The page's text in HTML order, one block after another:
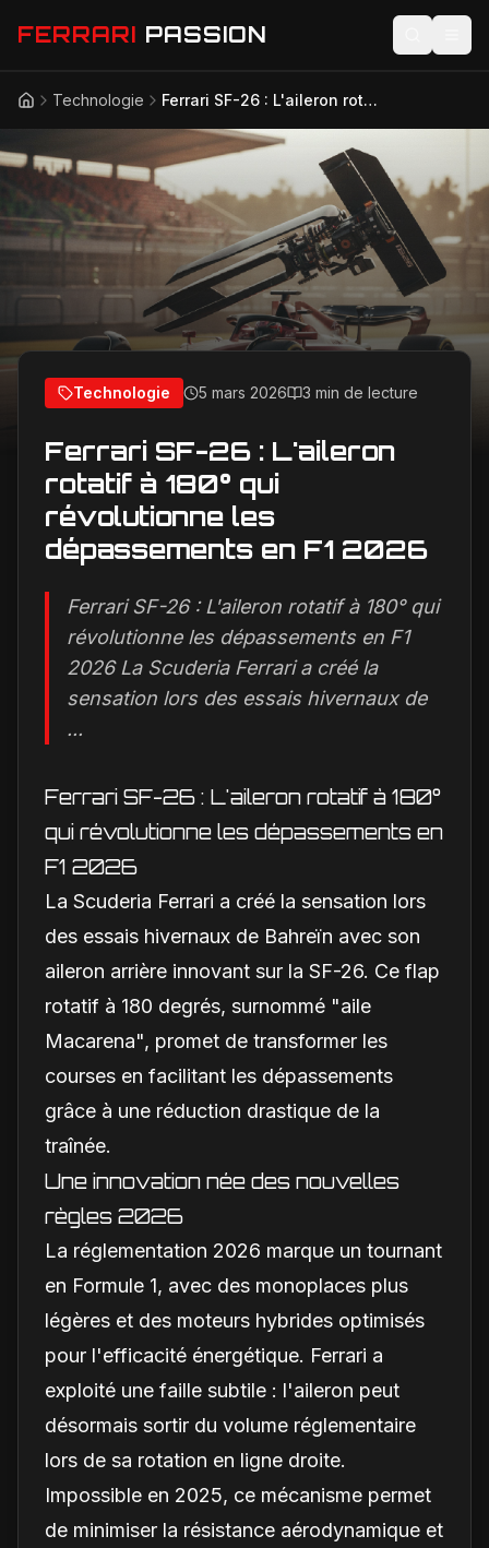
FERRARI PASSION
Actualités
Modèles
Compétition
Technologie
Lifestyle
AccueilTechnologie Ferrari SF-26 : L'aileron rotatif à 180° qui révolutionne les dépassements en F1 2026
Technologie 5 mars 2026 3 min de lecture
Ferrari SF-26 : L'aileron
rotatif à 180° qui
révolutionne les
dépassements en F1 2026
Ferrari SF-26 : L'aileron rotatif à 180° qui
révolutionne les dépassements en F1
2026 La Scuderia Ferrari a créé la
sensation lors des essais hivernaux de
...
Ferrari SF-26 : L'aileron rotatif à 180°
qui révolutionne les dépassements en
F1 2026
La Scuderia Ferrari a créé la sensation lors
des essais hivernaux de Bahreïn avec son
aileron arrière innovant sur la SF-26. Ce flap
rotatif à 180 degrés, surnommé "aile
Macarena", promet de transformer les
courses en facilitant les dépassements
grâce à une réduction drastique de la
traînée.
Une innovation née des nouvelles
règles 2026
La réglementation 2026 marque un tournant
en Formule 1, avec des monoplaces plus
légères et des moteurs hybrides optimisés
pour l'efficacité énergétique. Ferrari a
exploité une faille subtile : l'aileron peut
désormais sortir du volume réglementaire
lors de sa rotation en ligne droite.
Impossible en 2025, ce mécanisme permet
de minimiser la résistance aérodynamique et